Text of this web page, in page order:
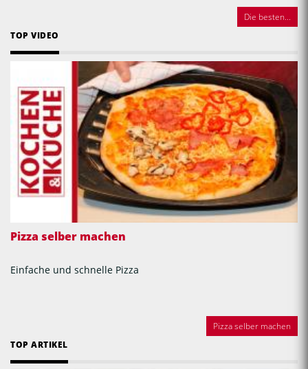
Die besten...
TOP VIDEO
Pizza selber machen
Einfache und schnelle Pizza
Pizza selber machen
TOP ARTIKEL